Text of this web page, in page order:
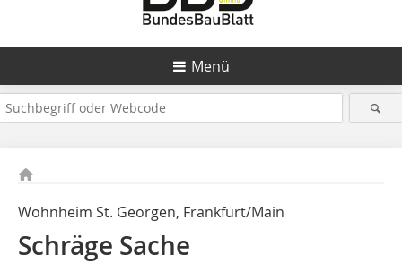
Menü
Wohnheim St. Georgen, Frankfurt/Main
Schräge Sache